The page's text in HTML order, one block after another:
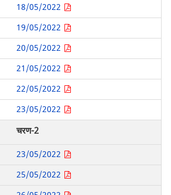
18/05/2022
19/05/2022
20/05/2022
21/05/2022
22/05/2022
23/05/2022
चरण-2
23/05/2022
25/05/2022